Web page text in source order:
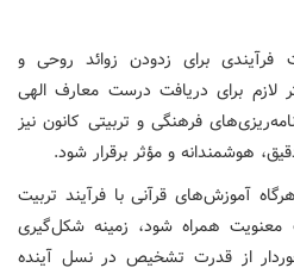
فرآیندی برای زدودن زوائد روحی و
لازم برای دریافت درست معارف الهی
فرهنگی و تربیتی کانون نیز
هوشمندانه و مؤثر برقرار شود.
آموزش‌های قرآنی با فرآیند تربیت
معنویت همراه شود، زمینه شکل‌گیری
از قدرت تشخیص در نسل آینده